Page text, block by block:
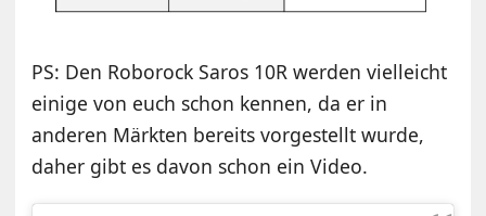
PS: Den Roborock Saros 10R werden vielleicht
einige von euch schon kennen, da er in
anderen Märkten bereits vorgestellt wurde,
daher gibt es davon schon ein Video.